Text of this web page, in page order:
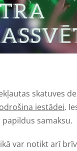
skatuves
iestādei.
samaksu.
var notikt arī